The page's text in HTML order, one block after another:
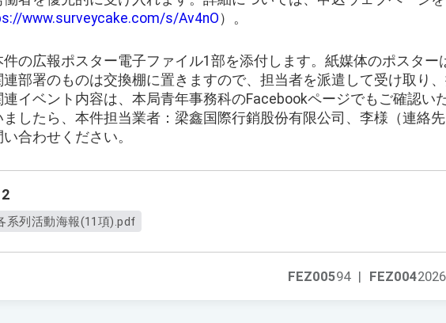
www.surveycake.com/s/Av4nO ）。
件の広報ポスター電子ファイル1部を添付します。紙媒体のポスター
連部署のものは交換棚に置きますので、担当者を派遣して受け取り、
連イベント内容は、本局青年事務科のFacebookページでもご確認い
ましたら、本件担当業者：梁鑫国際行銷股份有限公司、李様（連絡
合わせください。
系列活動海報(11項).pdf
FEZ004
FEZ00594 |